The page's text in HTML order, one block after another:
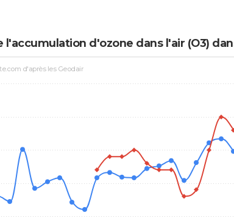
l'accumulation d'ozone dans l'air (O3)
d'après les Geodair